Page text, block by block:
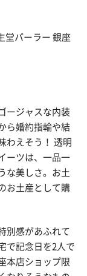
ージャスな内装
ら婚約指輪や結
わえそう！ 透明
ーツは、一品一
な美しさ。お土
お土産として購
別感があふれて
で記念日を2人で
本店ショップ限